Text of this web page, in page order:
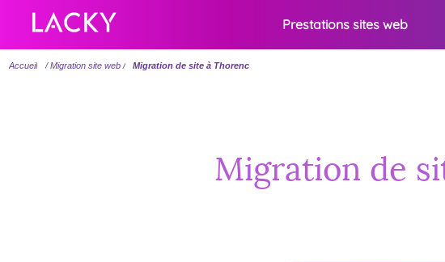
Prestations sites web
Accueil / Migration site web / Migration de site à Thorenc
Migration de